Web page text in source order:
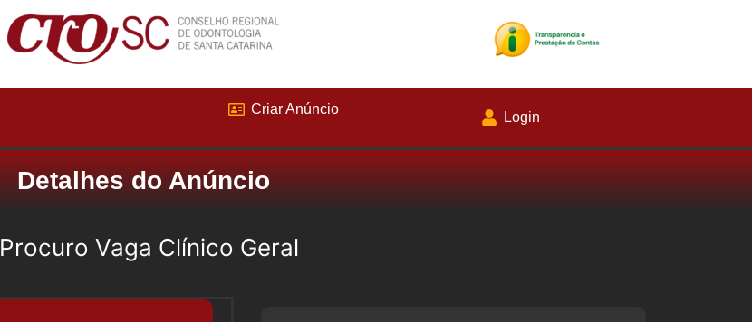
Criar Anúncio
Login
Detalhes do Anúncio
Procuro Vaga Clínico Geral